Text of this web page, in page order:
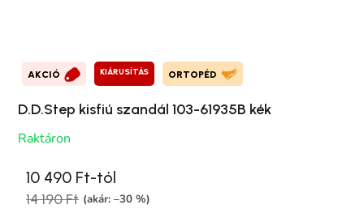
AKCIÓ KIÁRUSÍTÁS ORTOPÉD
D.D.Step kisfiú szandál 103-61935B kék
Raktáron
10 490 Ft-tól
14 190 Ft (akár: –30 %)